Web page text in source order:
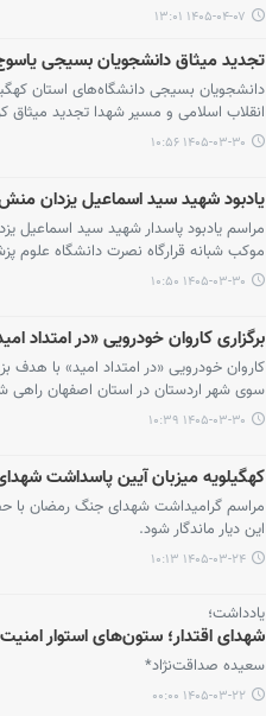
۱۴۰۵-۰۴-۰۷ ۱۳:۰۱
تجدید میثاق دانشجویان بسیجی
دانشجویان بسیجی دانشگاه‌های استان
انقلاب اسلامی و مسیر شهدا تجدید میثاق
۱۴۰۵-۰۳-۳۰ ۱۰:۵۶
یادبود شهید سید اسماعیل یزدان‌
مراسم یادبود پاسدار شهید سید
موکب شبانه قرارگاه نصرت دانشگاه علوم
۱۴۰۵-۰۳-۳۰ ۱۰:۵۰
برگزاری کاروان خودرویی «در امتداد
کاروان خودرویی «در امتداد امید» با
سوی شهر اردستان در استان اصفهان راهی
۱۴۰۵-۰۳-۳۰ ۱۰:۳۹
کهگیلویه میزبان آیین پاسداشت
مراسم گرامیداشت شهدای جنگ رمضان با
این دیار ماندگار شود.
۱۴۰۵-۰۳-۲۴ ۱۰:۱۳
یادداشت؛
شهدای اقتدار؛ ستون‌های استوار
سعیده صداقت‌نژاد*
۱۴۰۵-۰۳-۲۲ ۰۰:۰۰